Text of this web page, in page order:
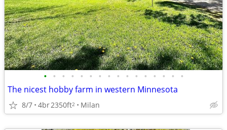
• • • • • • • • • • • • • • • •
The nicest hobby farm in western Minnesota
8/7 4br2350ft2 Milan